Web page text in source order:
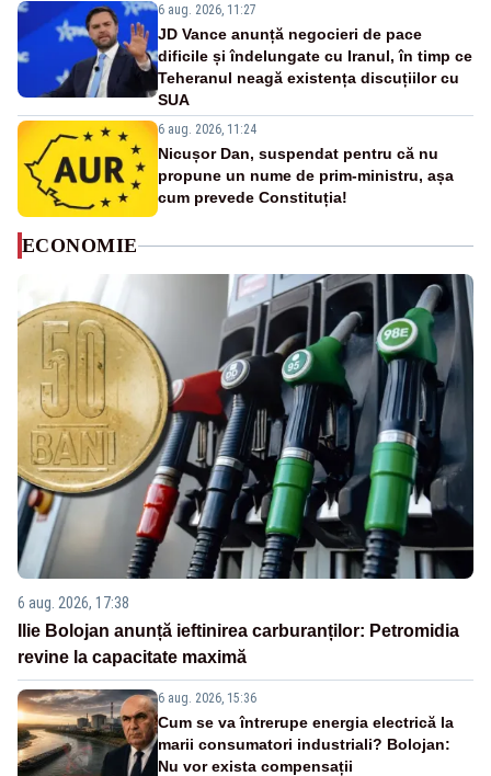
6 aug. 2026, 11:27
JD Vance anunță negocieri de pace
dificile și îndelungate cu Iranul, în timp ce
Teheranul neagă existența discuțiilor cu
SUA
6 aug. 2026, 11:24
Nicușor Dan, suspendat pentru că nu
propune un nume de prim-ministru, așa
cum prevede Constituția!
ECONOMIE
6 aug. 2026, 17:38
Ilie Bolojan anunță ieftinirea carburanților: Petromidia
revine la capacitate maximă
6 aug. 2026, 15:36
Cum se va întrerupe energia electrică la
marii consumatori industriali? Bolojan:
Nu vor exista compensații